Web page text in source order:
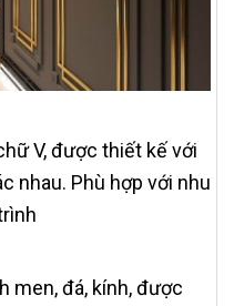
V, được thiết kế với
nhau. Phù hợp với nhu
men, đá, kính, được